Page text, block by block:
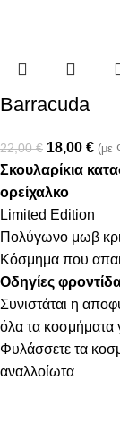
Barracuda
22,00€ 18,00 € (με
Σκουλαρίκια
ορείχαλκο
Limited Edition
Πολύγωνο μωβ
Κόσμημα που
Οδηγίες
Συνιστάται η
όλα τα κοσμήματα
Φυλάσσετε τα
αναλλοίωτα